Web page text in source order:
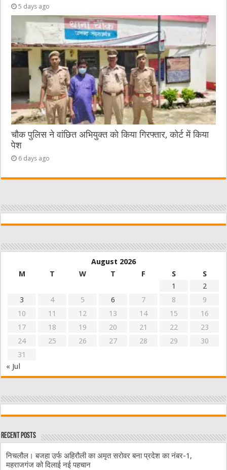
5 days ago
चौक पुलिस ने वांछित अभियुक्त को किया गिरफ्तार, कोर्ट में किया
पेश
6 days ago
August 2026
M
T W T F S
S
1
2
3
4 5 6 7 8
9
10
11 12 13 14 15
16
17
18 19 20 21 22
23
24
25 26 27 28 29
30
31
« Jul
Recent Posts
निचलौल। बजहा उर्फ अहिरौली का अमृत सरोवर बना प्रदेश का नंबर-1,
महराजगंज को दिलाई नई पहचान